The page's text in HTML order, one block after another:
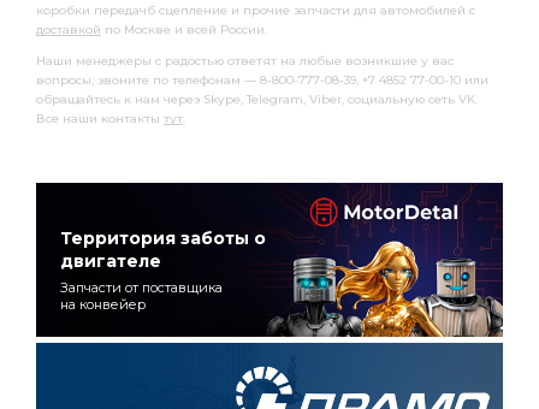
коробки передачб сцепление и прочие запчасти для автомобилей с
доставкой по Москве и всей России.
Наши менеджеры с радостью ответят на любые возникшие у вас
вопросы, звоните по телефонам — 8-800-777-08-39, +7 4852 77-00-10 или
обращайтесь к нам через Skype, Telegram, Viber, социальную сеть VK.
Все наши контакты тут.
Территория заботы о
двигателе
Запчасти от поставщика
на конвейер